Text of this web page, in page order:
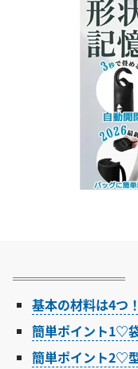
基本の材料は4つ
簡単ポイント1♡
簡単ポイント2♡